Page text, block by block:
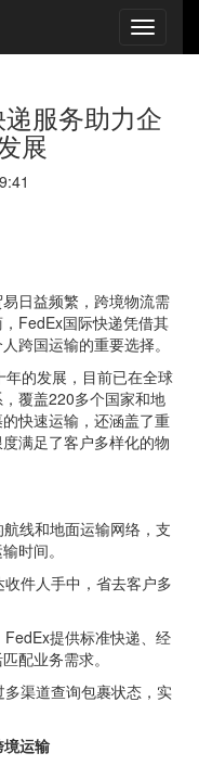
服务助力企
展
日益频繁，跨境物流需
FedEx国际快递凭借其
跨国运输的重要选择。
的发展，目前已在全球
覆盖220多个国家和地
快速运输，还涵盖了重
满足了客户多样化的物
线和地面运输网络，支
时间。
件人手中，省去客户多
提供标准快递、经
配业务需求。
渠道查询包裹状态，实
运输